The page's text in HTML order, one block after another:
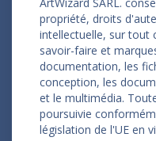
propriété, droits
intellectuelle, sur tout
savoir-faire et
documentation, les
conception, les
et le multimédia.
poursuivie
législation de l'UE en